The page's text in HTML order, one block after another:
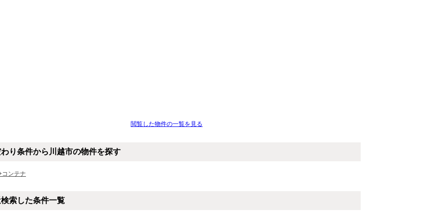
閲覧した物件の一覧を見る
わり条件から川越市の物件を探す
コンテナ
索した条件一覧